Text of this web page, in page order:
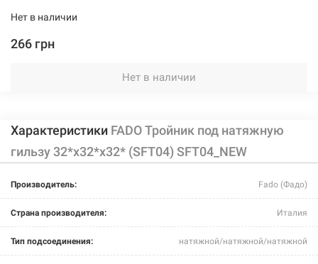
Нет в наличии
266 грн
Нет в наличии
Характеристики FADO Тройник под натяжную
гильзу 32*х32*х32* (SFT04) SFT04_NEW
Производитель: Fado (Фадо)
Страна производителя: Италия
Тип подсоединения: натяжной/натяжной/натяжной